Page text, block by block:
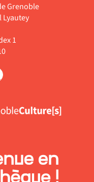
Grenoble
Lyautey
1